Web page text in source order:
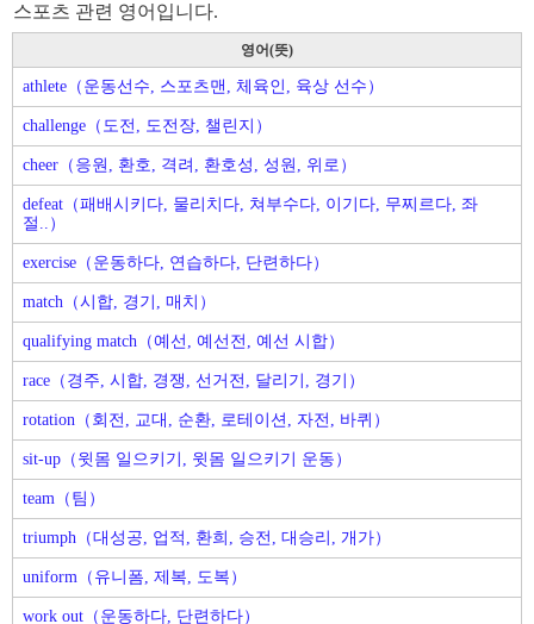
스포츠 관련 영어입니다.
영어(뜻)
athlete（운동선수, 스포츠맨, 체육인, 육상 선수）
challenge（도전, 도전장, 챌린지）
cheer（응원, 환호, 격려, 환호성, 성원, 위로）
defeat（패배시키다, 물리치다, 쳐부수다, 이기다, 무찌르다, 좌
절..）
exercise（운동하다, 연습하다, 단련하다）
match（시합, 경기, 매치）
qualifying match（예선, 예선전, 예선 시합）
race（경주, 시합, 경쟁, 선거전, 달리기, 경기）
rotation（회전, 교대, 순환, 로테이션, 자전, 바퀴）
sit-up（윗몸 일으키기, 윗몸 일으키기 운동）
team（팀）
triumph（대성공, 업적, 환희, 승전, 대승리, 개가）
uniform（유니폼, 제복, 도복）
work out（운동하다, 단련하다）